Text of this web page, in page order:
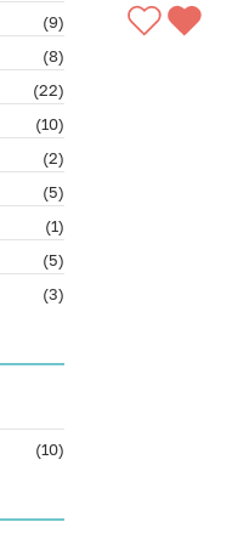
(9)
(8)
(22)
(10)
(2)
(5)
(1)
(5)
(3)
(10)